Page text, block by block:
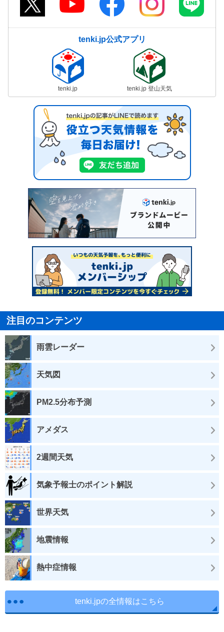
tenki.jp公式アプリ
tenki.jp tenki.jp 登山天気
注目のコンテンツ
雨雲レーダー
天気図
PM2.5分布予測
アメダス
2週間天気
気象予報士のポイント解説
世界天気
地震情報
熱中症情報
tenki.jpの全情報はこちら